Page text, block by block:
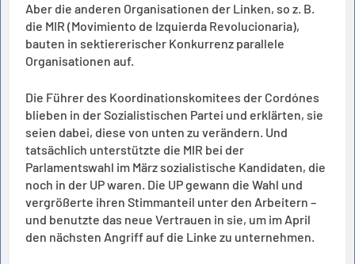
Aber die anderen Organisationen der Linken, so z. B.
die MIR (Movimiento de Izquierda Revolucionaria),
bauten in sektiererischer Konkurrenz parallele
Organisationen auf.
Die Führer des Koordinationskomitees der Cordónes
blieben in der Sozialistischen Partei und erklärten, sie
seien dabei, diese von unten zu verändern. Und
tatsächlich unterstützte die MIR bei der
Parlamentswahl im März sozialistische Kandidaten, die
noch in der UP waren. Die UP gewann die Wahl und
vergrößerte ihren Stimmanteil unter den Arbeitern –
und benutzte das neue Vertrauen in sie, um im April
den nächsten Angriff auf die Linke zu unternehmen.